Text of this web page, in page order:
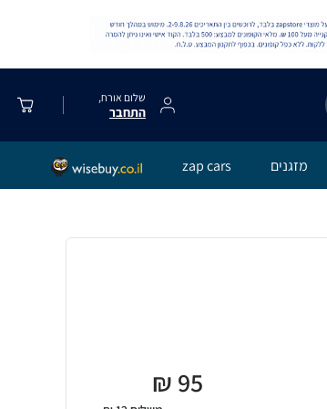
שלום אורח,
התחבר
מזגנים zap cars
95
₪